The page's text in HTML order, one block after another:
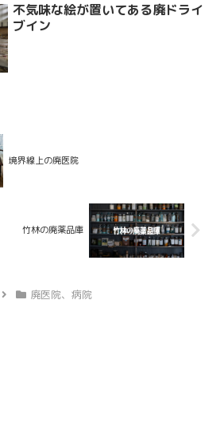
不気味な絵が置いてある廃ドライ
ブイン
境界線上の廃医院
竹林の廃薬品庫
廃医院、病院